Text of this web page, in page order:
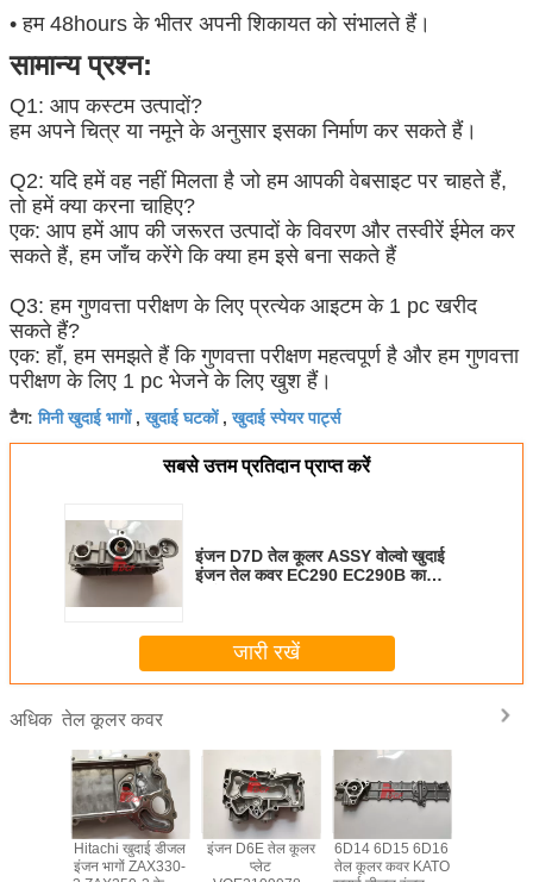
• हम 48hours के भीतर अपनी शिकायत को संभालते हैं।
सामान्य प्रश्न:
Q1: आप कस्टम उत्पादों?
हम अपने चित्र या नमूने के अनुसार इसका निर्माण कर सकते हैं।
Q2: यदि हमें वह नहीं मिलता है जो हम आपकी वेबसाइट पर चाहते हैं,
तो हमें क्या करना चाहिए?
एक: आप हमें आप की जरूरत उत्पादों के विवरण और तस्वीरें ईमेल कर
सकते हैं, हम जाँच करेंगे कि क्या हम इसे बना सकते हैं
Q3: हम गुणवत्ता परीक्षण के लिए प्रत्येक आइटम के 1 pc खरीद
सकते हैं?
एक: हाँ, हम समझते हैं कि गुणवत्ता परीक्षण महत्वपूर्ण है और हम गुणवत्ता
परीक्षण के लिए 1 pc भेजने के लिए खुश हैं।
टैग:मिनी खुदाई भागों,खुदाई घटकों,खुदाई स्पेयर पार्ट्स
सबसे उत्तम प्रतिदान प्राप्त करें
इंजन D7D तेल कूलर ASSY वोल्वो खुदाई
इंजन तेल कवर EC290 EC290B का
जारी रखें
अधिक तेल कूलर कवर
Hitachi खुदाई डीजल
इंजन भागों ZAX330-
इंजन D6E तेल कूलर
प्लेट
6D14 6D15 6D16
तेल कूलर कवर KATO